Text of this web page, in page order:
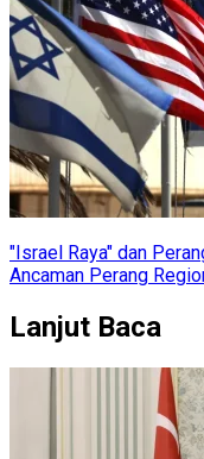
"Israel Raya" dan
Ancaman Perang
Lanjut Baca